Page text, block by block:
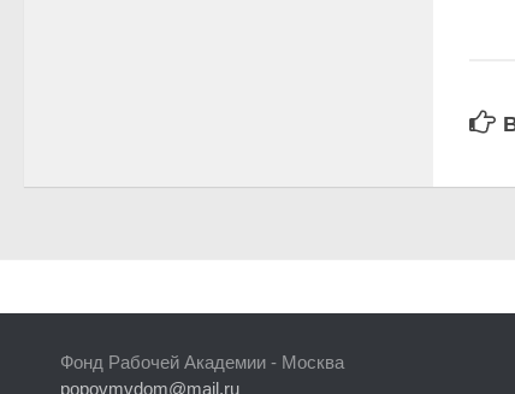
Фонд Рабочей Академии - Москва
popovmvdom@mail.ru